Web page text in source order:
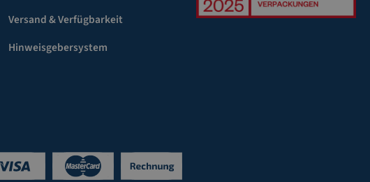
Versand & Verfügbarkeit
Hinweisgebersystem